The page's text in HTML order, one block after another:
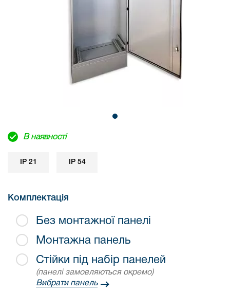
В наявності
IP 21 IP 54
Комплектація
Без монтажної панелі
Монтажна панель
Стійки під набір панелей
(панелі замовляються окремо)
Вибрати панель